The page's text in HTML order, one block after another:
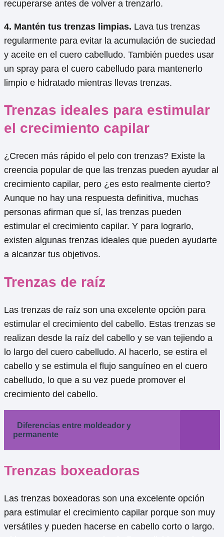
recuperarse antes de volver a trenzarlo.
4. Mantén tus trenzas limpias. Lava tus trenzas
regularmente para evitar la acumulación de suciedad
y aceite en el cuero cabelludo. También puedes usar
un spray para el cuero cabelludo para mantenerlo
limpio e hidratado mientras llevas trenzas.
Trenzas ideales para estimular
el crecimiento capilar
¿Crecen más rápido el pelo con trenzas? Existe la
creencia popular de que las trenzas pueden ayudar al
crecimiento capilar, pero ¿es esto realmente cierto?
Aunque no hay una respuesta definitiva, muchas
personas afirman que sí, las trenzas pueden
estimular el crecimiento capilar. Y para lograrlo,
existen algunas trenzas ideales que pueden ayudarte
a alcanzar tus objetivos.
Trenzas de raíz
Las trenzas de raíz son una excelente opción para
estimular el crecimiento del cabello. Estas trenzas se
realizan desde la raíz del cabello y se van tejiendo a
lo largo del cuero cabelludo. Al hacerlo, se estira el
cabello y se estimula el flujo sanguíneo en el cuero
cabelludo, lo que a su vez puede promover el
crecimiento del cabello.
Diferencias entre moldeador y
permanente
Trenzas boxeadoras
Las trenzas boxeadoras son una excelente opción
para estimular el crecimiento capilar porque son muy
versátiles y pueden hacerse en cabello corto o largo.